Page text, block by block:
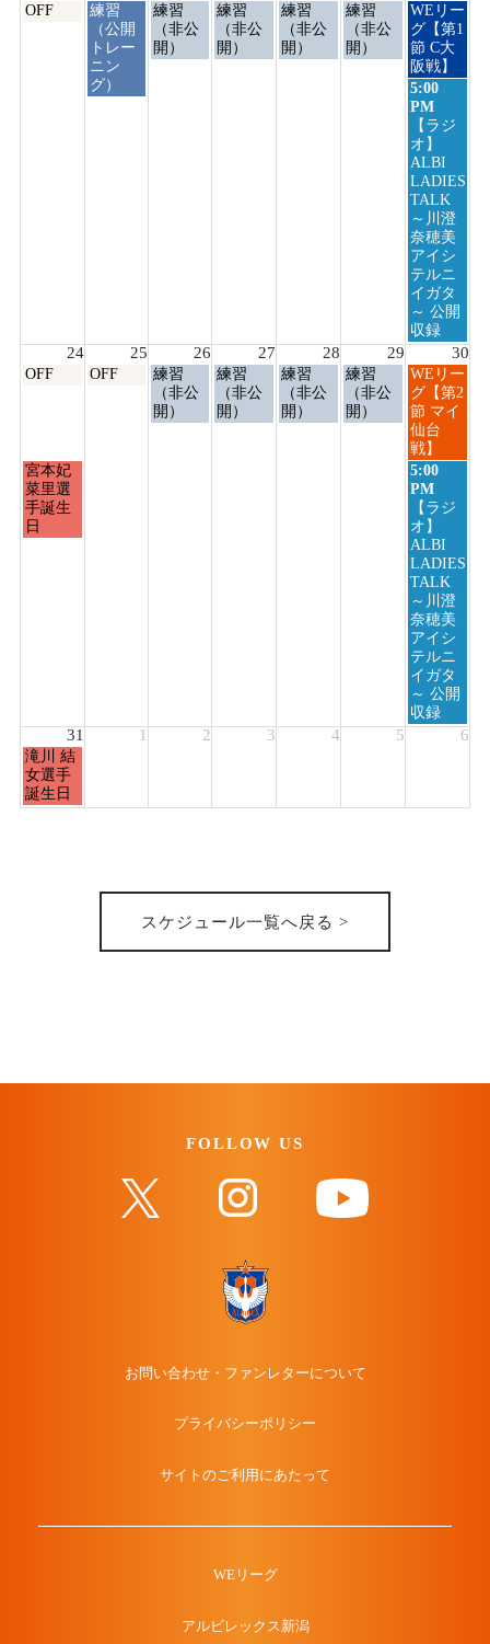
月
OFF
火
曜
日,
8
月
練習
（公開
トレー
ニン
グ）
水
曜
日,
練習
（非公
開）
木
曜
日,
練習
（非公
開）
金
曜
日,
練習
（非公
開）
土
曜
日,
練習
（非公
開）
日
曜
日,
8
月
23rd
2026
WEリー
グ【第1
節 C大
阪戦】
日
曜
日,
8
月
23rd
2026
5:00
PM
【ラジ
オ】
ALBI
LADIES
TALK
～川澄
奈穂美
アイシ
テルニ
イガタ
～ 公開
収録
24 25 26 27 28 29 30
月
24th
2026
OFF
火
OFF
水
曜
日,
練習
（非公
開）
木
曜
日,
練習
（非公
開）
金
曜
日,
練習
（非公
開）
土
曜
日,
練習
（非公
開）
日
曜
日,
8
月
30th
2026
WEリー
グ【第2
節 マイ
仙台
戦】
月
曜
日,
8
宮本妃
菜里選
手誕生
日
日
曜
日,
8
月
30th
2026
5:00
PM
【ラジ
オ】
ALBI
LADIES
TALK
～川澄
奈穂美
アイシ
テルニ
イガタ
～ 公開
収録
31 1 2 3 4 5 6
月
曜
日,
8
滝川 結
女選手
誕生日
スケジュール一覧へ戻る >
FOLLOW US
お問い合わせ・ファンレターについて
プライバシーポリシー
サイトのご利用にあたって
WEリーグ
アルビレックス新潟